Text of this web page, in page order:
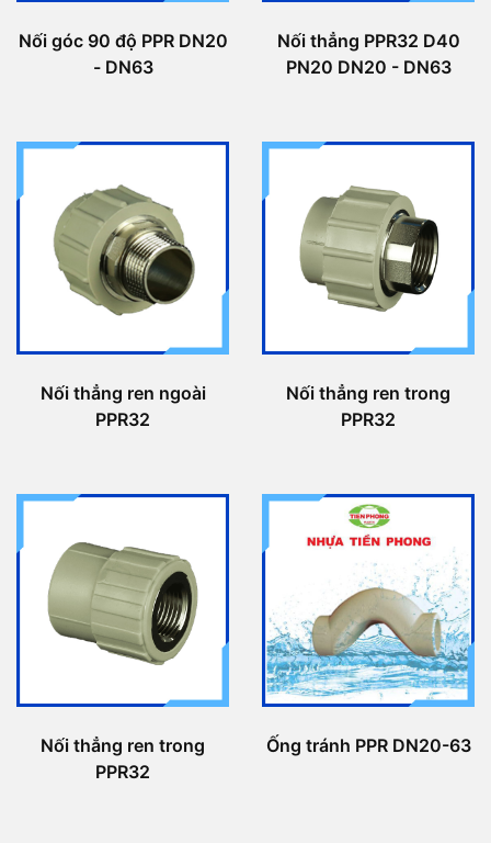
Nối góc 90 độ PPR DN20
- DN63
Nối thẳng PPR32 D40
PN20 DN20 - DN63
Nối thẳng ren ngoài
PPR32
Nối thẳng ren trong
PPR32
Nối thẳng ren trong
PPR32
Ống tránh PPR DN20-63